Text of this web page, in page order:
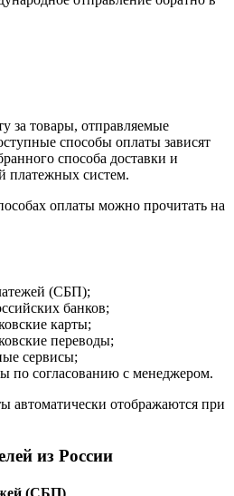
за товары, отправляемые
способы оплаты зависят
способа доставки и
платежных систем.
оплаты можно прочитать на
(СБП);
банков;
карты;
переводы;
сервисы;
по согласованию с менеджером.
автоматически отображаются при
из России
(СБП)